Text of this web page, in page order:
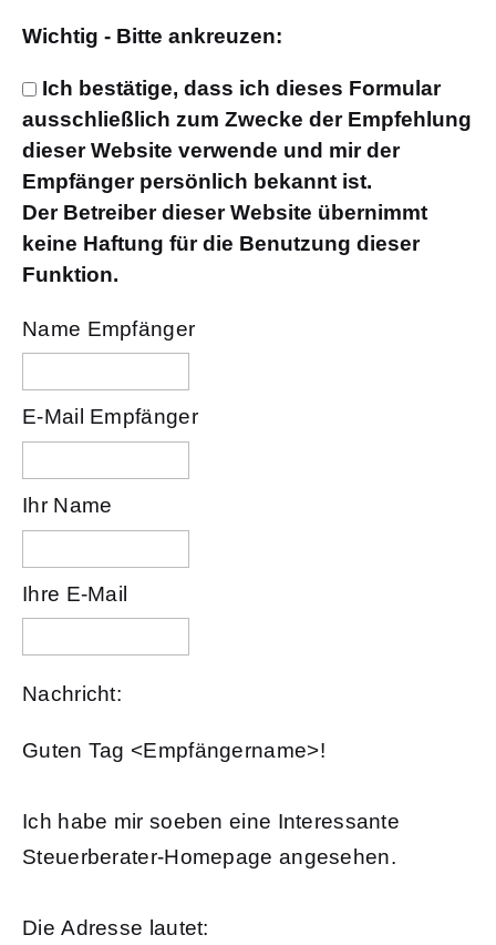
Wichtig - Bitte ankreuzen:
Ich bestätige, dass ich dieses Formular
ausschließlich zum Zwecke der Empfehlung
dieser Website verwende und mir der
Empfänger persönlich bekannt ist.
Der Betreiber dieser Website übernimmt
keine Haftung für die Benutzung dieser
Funktion.
Name Empfänger
E-Mail Empfänger
Ihr Name
Ihre E-Mail
Nachricht:
Guten Tag <Empfängername>!
Ich habe mir soeben eine Interessante
Steuerberater-Homepage angesehen.
Die Adresse lautet: